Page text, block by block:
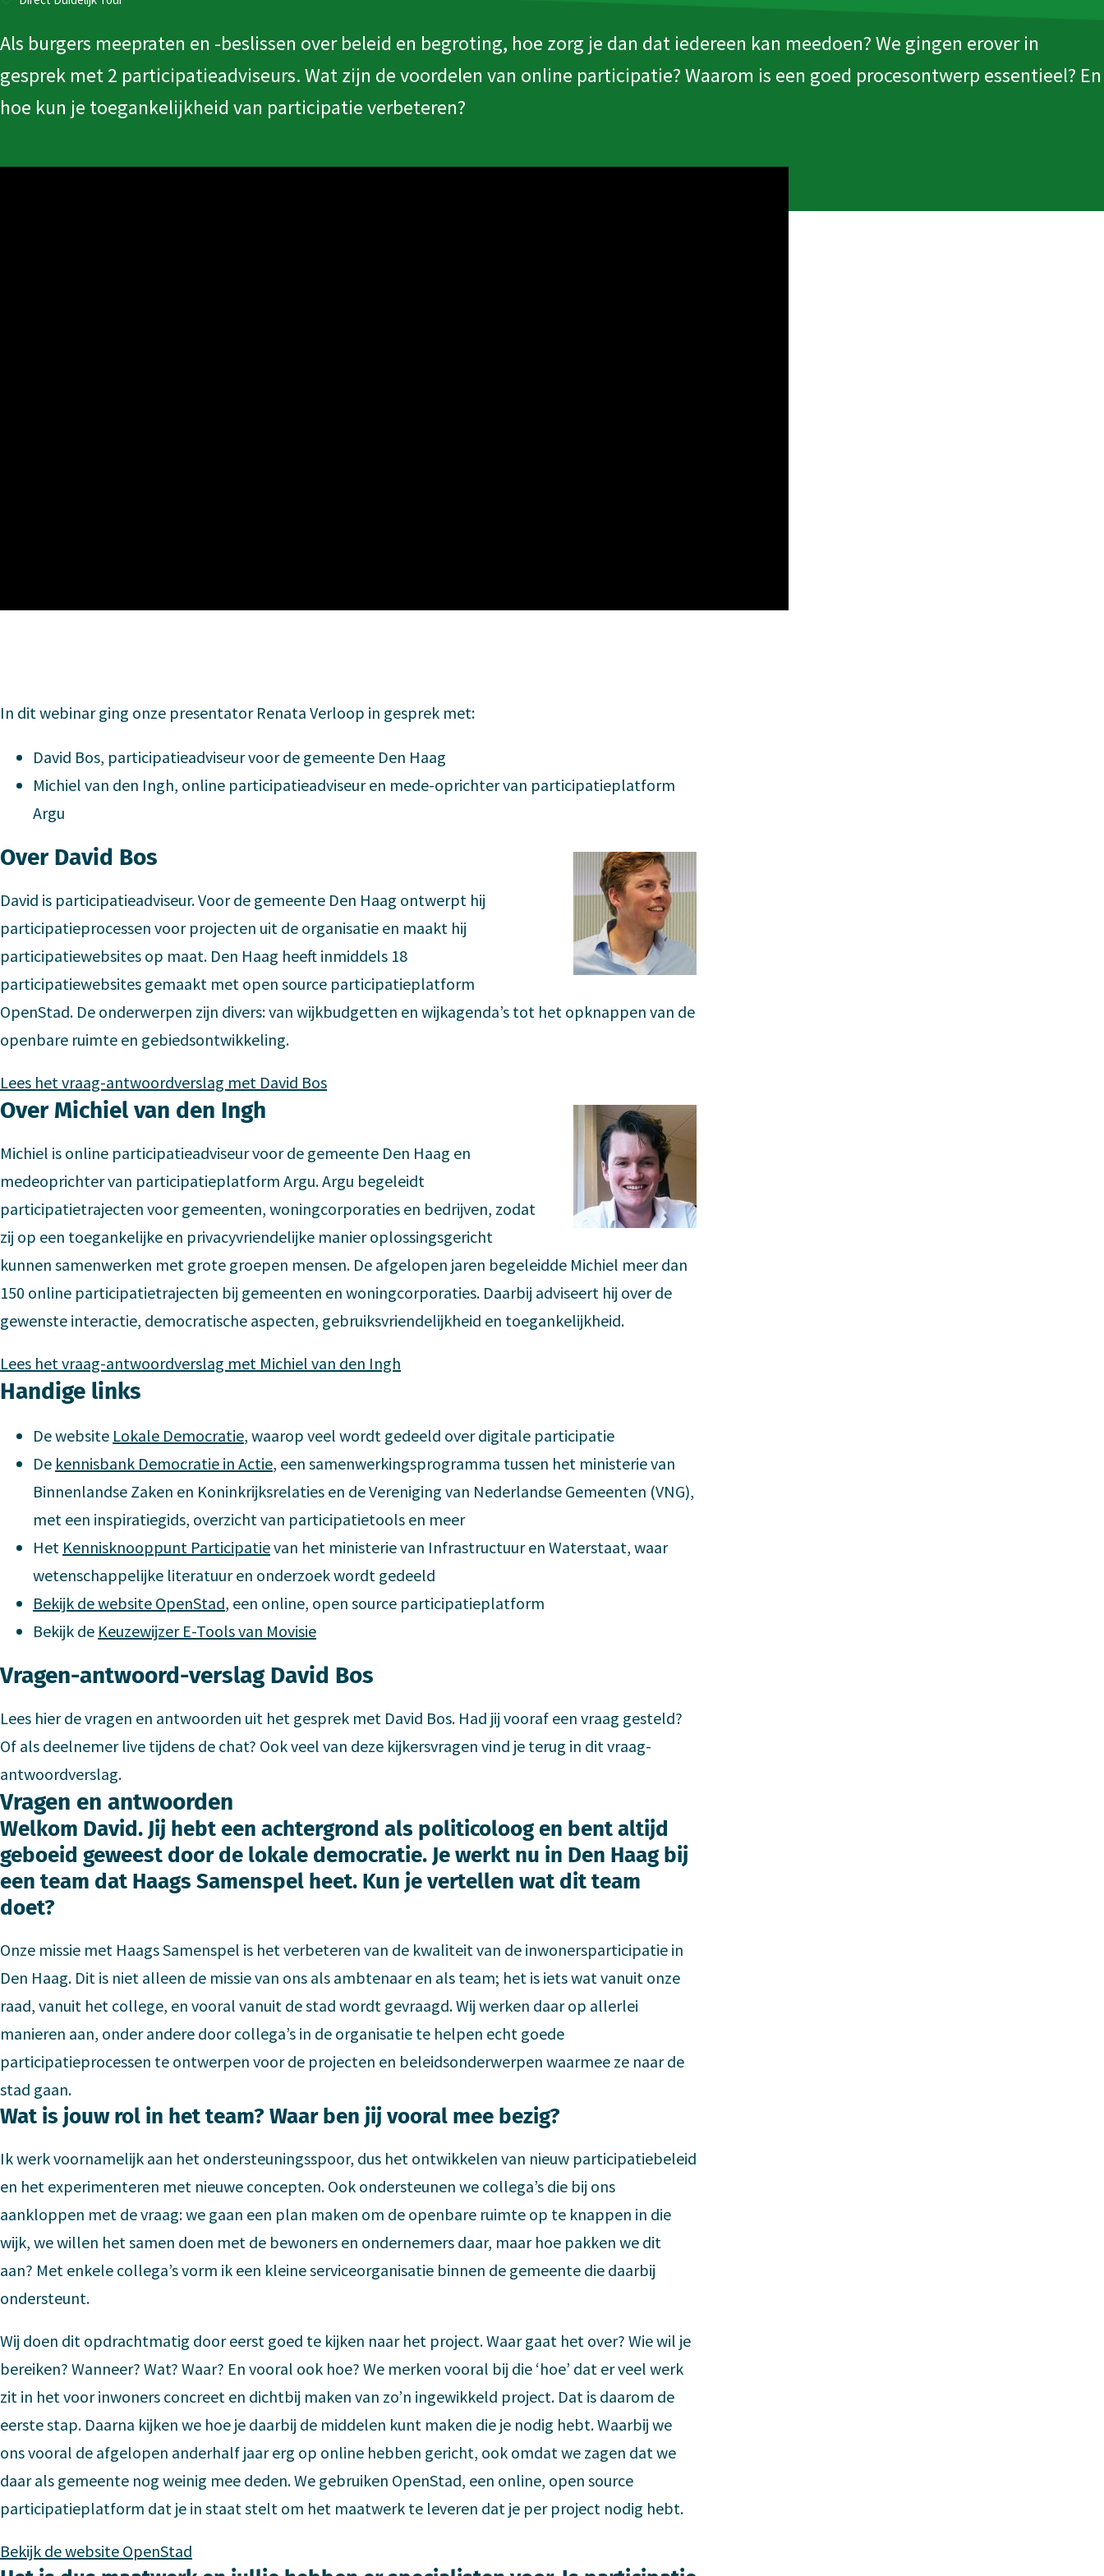
Als burgers meepraten en -beslissen over beleid en begroting, hoe zorg je dan dat iedereen kan meedoen? We gingen erover in
gesprek met 2 participatieadviseurs. Wat zijn de voordelen van online participatie? Waarom is een goed procesontwerp essentieel? En
hoe kun je toegankelijkheid van participatie verbeteren?
In dit webinar ging onze presentator Renata Verloop in gesprek met:
David Bos, participatieadviseur voor de gemeente Den Haag
Michiel van den Ingh, online participatieadviseur en mede-oprichter van participatieplatform
Argu
Over David Bos
David is participatieadviseur. Voor de gemeente Den Haag ontwerpt hij
participatieprocessen voor projecten uit de organisatie en maakt hij
participatiewebsites op maat. Den Haag heeft inmiddels 18
participatiewebsites gemaakt met open source participatieplatform
OpenStad. De onderwerpen zijn divers: van wijkbudgetten en wijkagenda’s tot het opknappen van de
openbare ruimte en gebiedsontwikkeling.
Lees het vraag-antwoordverslag met David Bos
Over Michiel van den Ingh
Michiel is online participatieadviseur voor de gemeente Den Haag en
medeoprichter van participatieplatform Argu. Argu begeleidt
participatietrajecten voor gemeenten, woningcorporaties en bedrijven, zodat
zij op een toegankelijke en privacyvriendelijke manier oplossingsgericht
kunnen samenwerken met grote groepen mensen. De afgelopen jaren begeleidde Michiel meer dan
150 online participatietrajecten bij gemeenten en woningcorporaties. Daarbij adviseert hij over de
gewenste interactie, democratische aspecten, gebruiksvriendelijkheid en toegankelijkheid.
Lees het vraag-antwoordverslag met Michiel van den Ingh
Handige links
De website Lokale Democratie, waarop veel wordt gedeeld over digitale participatie
De kennisbank Democratie in Actie, een samenwerkingsprogramma tussen het ministerie van
Binnenlandse Zaken en Koninkrijksrelaties en de Vereniging van Nederlandse Gemeenten (VNG),
met een inspiratiegids, overzicht van participatietools en meer
Het Kennisknooppunt Participatievan het ministerie van Infrastructuur en Waterstaat, waar
wetenschappelijke literatuur en onderzoek wordt gedeeld
Bekijk de website OpenStad, een online, open source participatieplatform
Bekijk de Keuzewijzer E-Tools van Movisie
Vragen-antwoord-verslag David Bos
Lees hier de vragen en antwoorden uit het gesprek met David Bos. Had jij vooraf een vraag gesteld?
Of als deelnemer live tijdens de chat? Ook veel van deze kijkersvragen vind je terug in dit vraag-
antwoordverslag.
Vragen en antwoorden
Welkom David. Jij hebt een achtergrond als politicoloog en bent altijd
geboeid geweest door de lokale democratie. Je werkt nu in Den Haag bij
een team dat Haags Samenspel heet. Kun je vertellen wat dit team
doet?
Onze missie met Haags Samenspel is het verbeteren van de kwaliteit van de inwonersparticipatie in
Den Haag. Dit is niet alleen de missie van ons als ambtenaar en als team; het is iets wat vanuit onze
raad, vanuit het college, en vooral vanuit de stad wordt gevraagd. Wij werken daar op allerlei
manieren aan, onder andere door collega’s in de organisatie te helpen echt goede
participatieprocessen te ontwerpen voor de projecten en beleidsonderwerpen waarmee ze naar de
stad gaan.
Wat is jouw rol in het team? Waar ben jij vooral mee bezig?
Ik werk voornamelijk aan het ondersteuningsspoor, dus het ontwikkelen van nieuw participatiebeleid
en het experimenteren met nieuwe concepten. Ook ondersteunen we collega’s die bij ons
aankloppen met de vraag: we gaan een plan maken om de openbare ruimte op te knappen in die
wijk, we willen het samen doen met de bewoners en ondernemers daar, maar hoe pakken we dit
aan? Met enkele collega’s vorm ik een kleine serviceorganisatie binnen de gemeente die daarbij
ondersteunt.
Wij doen dit opdrachtmatig door eerst goed te kijken naar het project. Waar gaat het over? Wie wil je
bereiken? Wanneer? Wat? Waar? En vooral ook hoe? We merken vooral bij die ‘hoe’ dat er veel werk
zit in het voor inwoners concreet en dichtbij maken van zo’n ingewikkeld project. Dat is daarom de
eerste stap. Daarna kijken we hoe je daarbij de middelen kunt maken die je nodig hebt. Waarbij we
ons vooral de afgelopen anderhalf jaar erg op online hebben gericht, ook omdat we zagen dat we
daar als gemeente nog weinig mee deden. We gebruiken OpenStad, een online, open source
participatieplatform dat je in staat stelt om het maatwerk te leveren dat je per project nodig hebt.
Bekijk de website OpenStad